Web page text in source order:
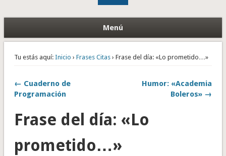
Menú
Tu estás aquí: Inicio › Frases Citas› Frase del día: «Lo prometido…»
← Cuaderno de
Programación
Humor: «Academia
Boleros» →
Frase del día: «Lo
prometido…»